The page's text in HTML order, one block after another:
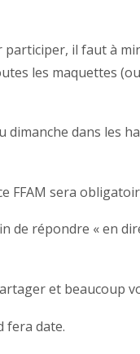
il faut à
les maquettes
dans les
FFAM sera
de répondre « en
et beaucoup
fera date.